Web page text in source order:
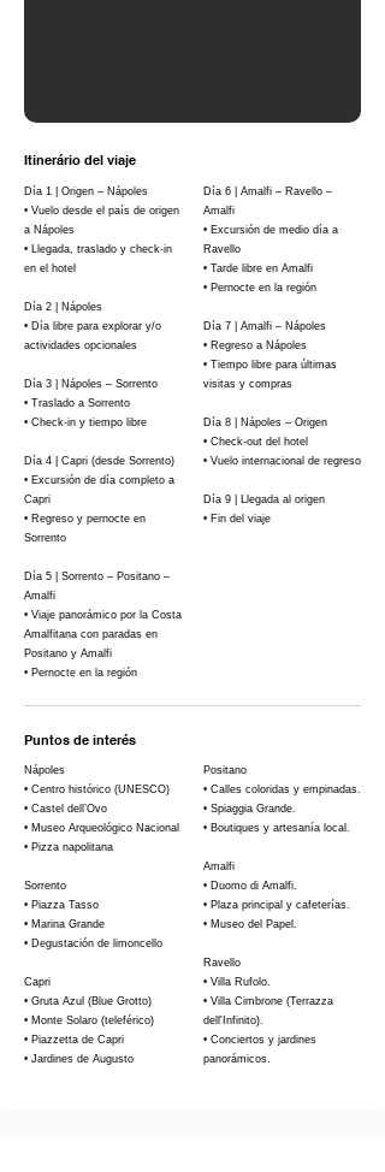
Itinerário del viaje
Día 1 | Origen – Nápoles
• Vuelo desde el país de origen
a Nápoles
• Llegada, traslado y check-in
en el hotel
Día 2 | Nápoles
• Día libre para explorar y/o
actividades opcionales
Día 3 | Nápoles – Sorrento
• Traslado a Sorrento
• Check-in y tiempo libre
Día 4 | Capri (desde Sorrento)
• Excursión de día completo a
Capri
• Regreso y pernocte en
Sorrento
Día 5 | Sorrento – Positano –
Amalfi
• Viaje panorámico por la Costa
Amalfitana con paradas en
Positano y Amalfi
• Pernocte en la región
Día 6 | Amalfi – Ravello –
Amalfi
• Excursión de medio día a
Ravello
• Tarde libre en Amalfi
• Pernocte en la región
Día 7 | Amalfi – Nápoles
• Regreso a Nápoles
• Tiempo libre para últimas
visitas y compras
Día 8 | Nápoles – Origen
• Check-out del hotel
• Vuelo internacional de regreso
Día 9 | Llegada al origen
• Fin del viaje
Puntos de interés
Nápoles
• Centro histórico (UNESCO)
• Castel dell’Ovo
• Museo Arqueológico Nacional
• Pizza napolitana
Sorrento
• Piazza Tasso
• Marina Grande
• Degustación de limoncello
Capri
• Gruta Azul (Blue Grotto)
• Monte Solaro (teleférico)
• Piazzetta de Capri
• Jardines de Augusto
Positano
• Calles coloridas y empinadas.
• Spiaggia Grande.
• Boutiques y artesanía local.
Amalfi
• Duomo di Amalfi.
• Plaza principal y cafeterías.
• Museo del Papel.
Ravello
• Villa Rufolo.
• Villa Cimbrone (Terrazza
dell'Infinito).
• Conciertos y jardines
panorámicos.